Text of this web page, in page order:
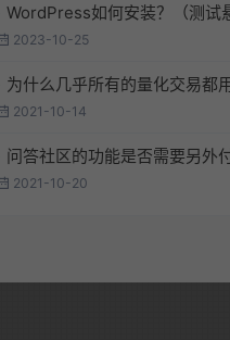
WordPress如何安装？（测试悬赏
2023-10-25
为什么几乎所有的量化交易都用
2021-10-14
问答社区的功能是否需要另外付
2021-10-20